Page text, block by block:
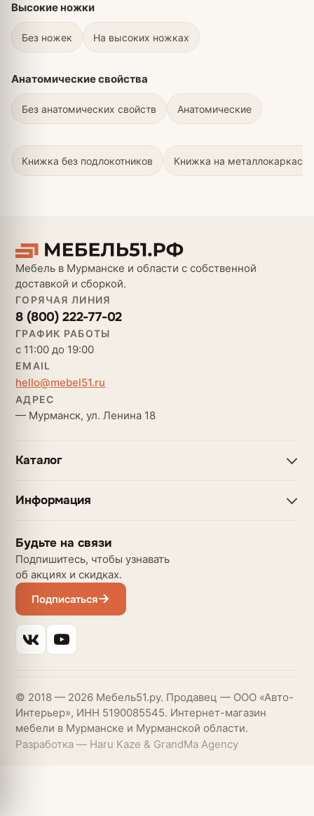
Высокие ножки
Без ножек На высоких ножках
Анатомические свойства
Без анатомических свойств Анатомические
Книжка без подлокотников Книжка на металлокаркасе
Мебель в Мурманске и области с собственной
доставкой и сборкой.
ГОРЯЧАЯ ЛИНИЯ
8 (800) 222-77-02
ГРАФИК РАБОТЫ
с 11:00 до 19:00
EMAIL
hello@mebel51.ru
АДРЕС
— Мурманск, ул. Ленина 18
Каталог
Информация
Будьте на связи
Подпишитесь, чтобы узнавать
об акциях и скидках.
Подписаться
© 2018 — 2026 Мебель51.ру. Продавец — ООО «Авто-
Интерьер», ИНН 5190085545. Интернет-магазин
мебели в Мурманске и Мурманской области.
Разработка — Haru Kaze & GrandMa Agency